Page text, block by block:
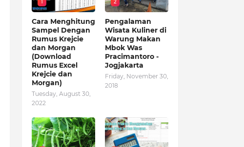
1
Cara Menghitung
Sampel Dengan
Rumus Krejcie
dan Morgan
(Download
Rumus Excel
Krejcie dan
Morgan)
Tuesday, August 30,
2022
2
Pengalaman
Wisata Kuliner di
Warung Makan
Mbok Was
Pracimantoro -
Jogjakarta
Friday, November 30,
2018